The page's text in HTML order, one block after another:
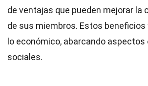
de ventajas que pueden mejorar la
de sus miembros. Estos beneficios
lo económico, abarcando
sociales.